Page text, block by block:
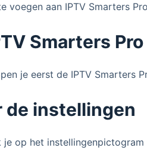
voegen aan IPTV Smarters
Smarters Pro
je eerst de IPTV Smarters
de instellingen
op het